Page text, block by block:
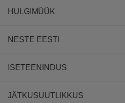
HULGIMÜÜK
NESTE EESTI
ISETEENINDUS
JÄTKUSUUTLIKKUS